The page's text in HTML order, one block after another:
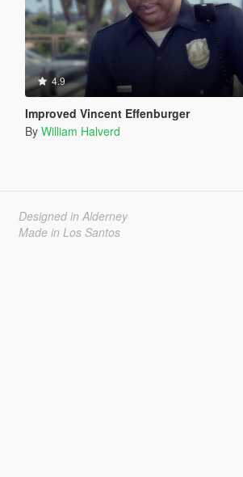
4.9
Improved Vincent Effenburger
By William Halverd
Designed in Alderney
Made in Los Santos